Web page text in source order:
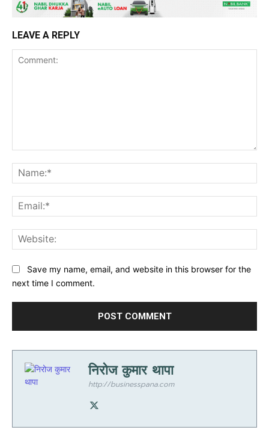
LEAVE A REPLY
Save my name, email, and website in this browser for the
next time I comment.
निरोज कुमार थापा
http://businesspana.com